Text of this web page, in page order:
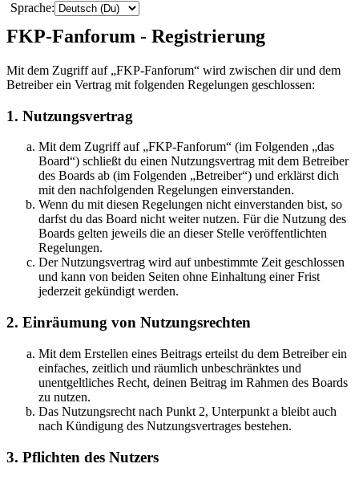
Sprache:
FKP-Fanforum - Registrierung
Mit dem Zugriff auf „FKP-Fanforum“ wird zwischen dir und dem
Betreiber ein Vertrag mit folgenden Regelungen geschlossen:
1. Nutzungsvertrag
Mit dem Zugriff auf „FKP-Fanforum“ (im Folgenden „das
Board“) schließt du einen Nutzungsvertrag mit dem Betreiber
des Boards ab (im Folgenden „Betreiber“) und erklärst dich
mit den nachfolgenden Regelungen einverstanden.
Wenn du mit diesen Regelungen nicht einverstanden bist, so
darfst du das Board nicht weiter nutzen. Für die Nutzung des
Boards gelten jeweils die an dieser Stelle veröffentlichten
Regelungen.
Der Nutzungsvertrag wird auf unbestimmte Zeit geschlossen
und kann von beiden Seiten ohne Einhaltung einer Frist
jederzeit gekündigt werden.
2. Einräumung von Nutzungsrechten
Mit dem Erstellen eines Beitrags erteilst du dem Betreiber ein
einfaches, zeitlich und räumlich unbeschränktes und
unentgeltliches Recht, deinen Beitrag im Rahmen des Boards
zu nutzen.
Das Nutzungsrecht nach Punkt 2, Unterpunkt a bleibt auch
nach Kündigung des Nutzungsvertrages bestehen.
3. Pflichten des Nutzers